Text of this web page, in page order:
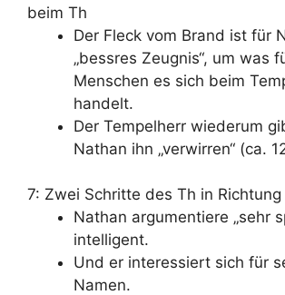
beim Th
Der Fleck vom Brand ist für
„bessres Zeugnis“, um was
Menschen es sich beim
handelt.
Der Tempelherr wiederum
Nathan ihn „verwirren“ (ca.
7: Zwei Schritte des Th in
Nathan argumentiere „sehr
intelligent.
Und er interessiert sich für
Namen.